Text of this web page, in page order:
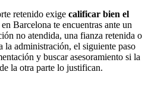
retenido exige calificar bien el
Barcelona te encuentras ante un
no atendida, una fianza retenida o
la administración, el siguiente paso
y buscar asesoramiento si la
la otra parte lo justifican.